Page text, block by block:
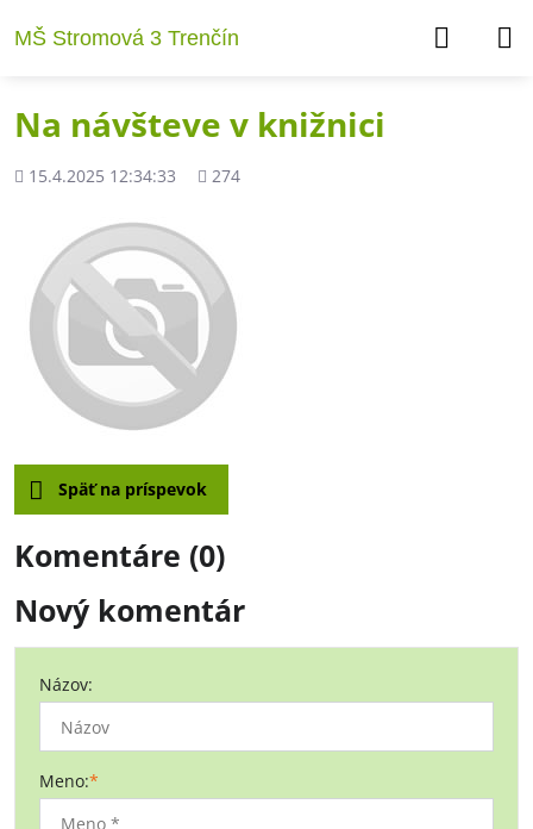
MŠ Stromová 3 Trenčín
Na návšteve v knižnici
Pridané
15.4.2025 12:34:33
Počet
274
Späť na príspevok
Komentáre (0)
Nový komentár
Názov:
Meno:*